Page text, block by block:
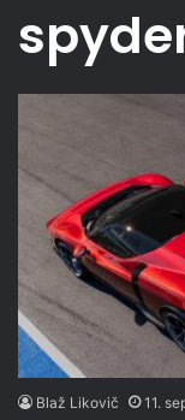
Blaž Likovič 11.